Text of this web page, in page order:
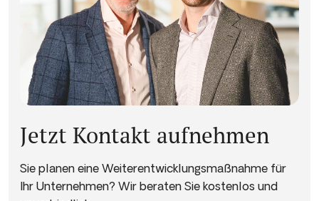
Jetzt Kontakt aufnehmen
Sie planen eine Weiterentwicklungsmaßnahme für
Ihr Unternehmen? Wir beraten Sie kostenlos und